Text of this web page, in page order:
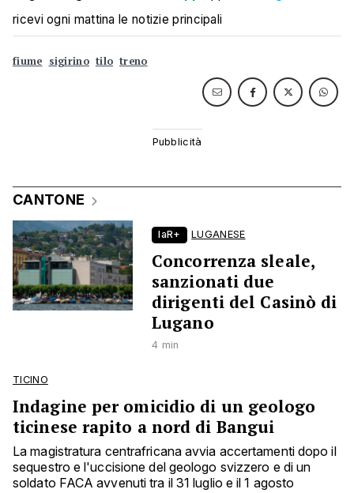
ricevi ogni mattina le notizie principali
fiume sigirino tilo treno
CANTONE
laR+ LUGANESE
Concorrenza sleale,
sanzionati due
dirigenti del Casinò di
Lugano
4 min
TICINO
Indagine per omicidio di un geologo
ticinese rapito a nord di Bangui
La magistratura centrafricana avvia accertamenti dopo il
sequestro e l'uccisione del geologo svizzero e di un
soldato FACA avvenuti tra il 31 luglio e il 1 agosto